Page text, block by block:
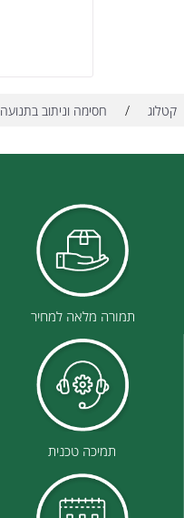
קטלוג / חסימה וניתוב בתנועה
תמורה מלאה למחיר
תמיכה טכנית